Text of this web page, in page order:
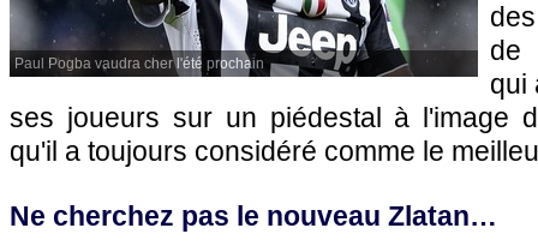
Paul Pogba vaudra cher l'été prochain
de
qui
ses joueurs sur un piédestal à l'image
qu'il a toujours considéré comme le
Ne cherchez pas le nouveau Zlatan…